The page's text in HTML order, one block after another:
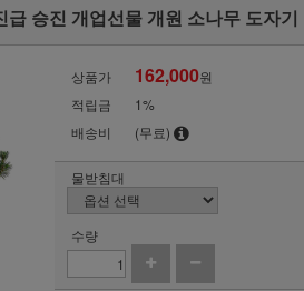
승진 개업선물 개원 소나무 도자기
상품가 162,000원
적립금
1%
배송비
(무료)
물받침대
수량